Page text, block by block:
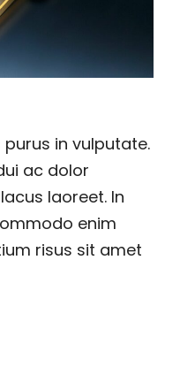
in vulputate.
ac dolor
laoreet. In
enim
risus sit amet